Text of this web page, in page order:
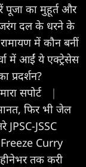
पूजा का मुहूर्त और
दल के धरने के
में कौन बनीं
में आईं ये एक्ट्रेसेस
प्रदर्शन?
सपोर्ट
|
फिर भी जेल
JPSC-JSSC
Curry
तक करी